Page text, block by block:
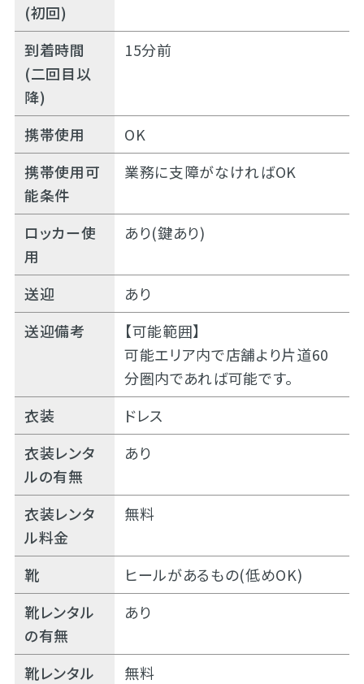
(初回)
到着時間
(二回目以
降)
15分前
携帯使用
OK
携帯使用可
能条件
業務に支障がなければOK
ロッカー使
用
あり(鍵あり)
送迎
あり
送迎備考
【可能範囲】
可能エリア内で店舗より片道60
分圏内であれば可能です。
衣装
ドレス
衣装レンタ
ルの有無
あり
衣装レンタ
ル料金
無料
靴
ヒールがあるもの(低めOK)
靴レンタル
の有無
あり
靴レンタル
無料